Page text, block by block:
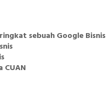
sebuah Google Bisnis
CUAN